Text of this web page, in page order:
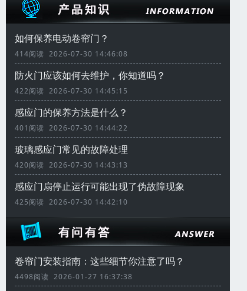
如何保养电动卷帘门？
414阅读 2026-07-30 14:46:08
防火门应该如何去维护，你知道吗？
422阅读 2026-07-30 14:45:15
感应门的保养方法是什么？
401阅读 2026-07-30 14:44:22
玻璃感应门常见的故障处理
420阅读 2026-07-30 14:43:13
感应门扇停止运行可能出现了伪故障现象
425阅读 2026-07-30 14:42:10
卷帘门安装指南：这些细节你注意了吗？
4498阅读 2026-01-27 16:37:38